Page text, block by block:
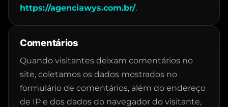
https://agenciawys.com.br/.
Comentários
Quando visitantes deixam comentários no
site, coletamos os dados mostrados no
formulário de comentários, além do endereço
de IP e dos dados do navegador do visitante,